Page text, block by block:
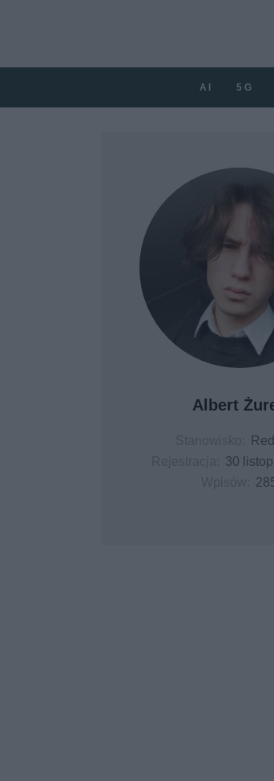
AI 5G
Albert
30